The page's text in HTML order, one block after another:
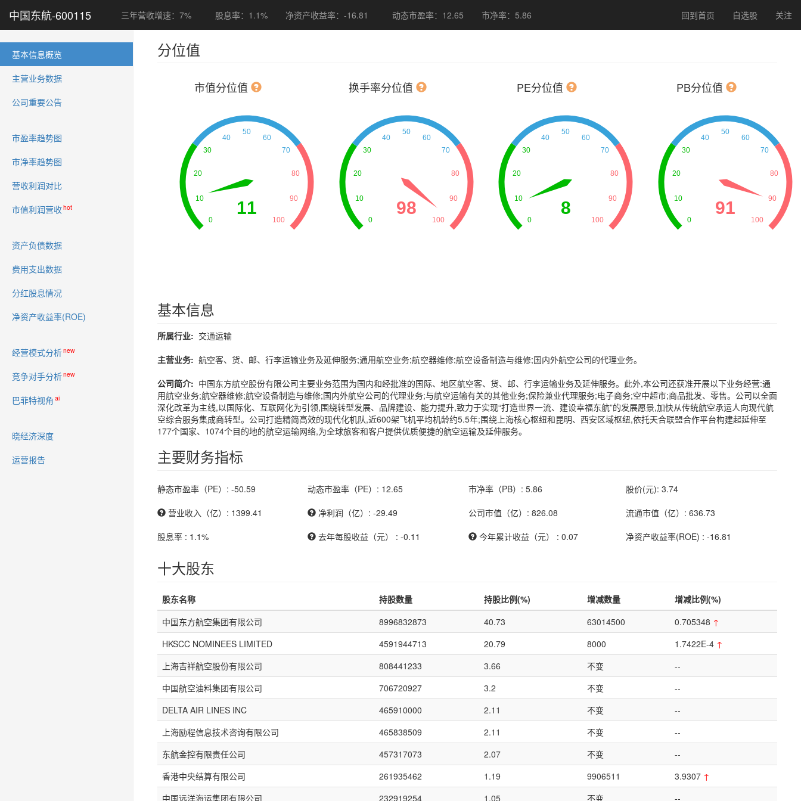
中国东航-600115 三年营收增速：7% 股息率：1.1% 净资产收益率：-16.81 动态市盈率：12.65 市净率：5.86 回到首页 自选股 关注
基本信息概览
主营业务数据
公司重要公告
市盈率趋势图
市净率趋势图
营收利润对比
市值利润营收hot
资产负债数据
费用支出数据
分红股息情况
净资产收益率(ROE)
经营模式分析new
竞争对手分析new
巴菲特视角 ai
晓经济深度
运营报告
分位值
市值分位值 换手率分位值 PE分位值 PB分位值
基本信息
所属行业: 交通运输
主营业务: 航空客、货、邮、行李运输业务及延伸服务;通用航空业务;航空器维修;航空设备制造与维修;国内外航空公司的代理业务。
公司简介: 中国东方航空股份有限公司主要业务范围为国内和经批准的国际、地区航空客、货、邮、行李运输业务及延伸服务。此外,本公司还获准开展以下业务经营:通
用航空业务;航空器维修;航空设备制造与维修;国内外航空公司的代理业务;与航空运输有关的其他业务;保险兼业代理服务;电子商务;空中超市;商品批发、零售。公司以全面
深化改革为主线,以国际化、互联网化为引领,围绕转型发展、品牌建设、能力提升,致力于实现“打造世界一流、建设幸福东航”的发展愿景,加快从传统航空承运人向现代航
空综合服务集成商转型。公司打造精简高效的现代化机队,近600架飞机平均机龄约5.5年;围绕上海核心枢纽和昆明、西安区域枢纽,依托天合联盟合作平台构建起延伸至
177个国家、1074个目的地的航空运输网络,为全球旅客和客户提供优质便捷的航空运输及延伸服务。
主要财务指标
静态市盈率（PE）: -50.59 动态市盈率（PE）: 12.65 市净率（PB）: 5.86
股价(元): 3.74
营业收入（亿）: 1399.41
净利润（亿）: -29.49 公司市值（亿）: 826.08
流通市值（亿）: 636.73
股息率 : 1.1%
去年每股收益（元） : -0.11 今年累计收益（元） : 0.07 净资产收益率(ROE) : -16.81
十大股东
股东名称 持股数量 持股比例(%) 增减数量
增减比例(%)
中国东方航空集团有限公司
8996832873 40.73 63014500 0.705348 ↑
HKSCC NOMINEES LIMITED
4591944713 20.79 8000 1.7422E-4 ↑
上海吉祥航空股份有限公司
808441233 3.66 不变
--
中国航空油料集团有限公司
706720927 3.2 不变
--
DELTA AIR LINES INC
465910000 2.11 不变
--
上海励程信息技术咨询有限公司
465838509 2.11 不变
--
东航金控有限责任公司
457317073 2.07 不变
--
香港中央结算有限公司
261935462 1.19 9906511 3.9307 ↑
中国远洋海运集团有限公司
232919254 1.05 不变 --